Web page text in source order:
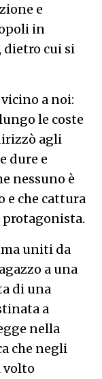
e
in
dietro cui si
a noi:
le coste
agli
dure e
nessuno è
e che cattura
protagonista.
uniti da
a una
di una
a
nella
che negli
volto